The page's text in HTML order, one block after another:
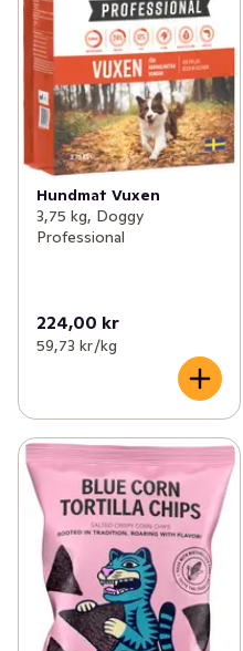
Hundmat Vuxen
3,75 kg, Doggy
Professional
224,00 kr
59,73 kr /kg